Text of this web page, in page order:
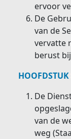
ervoor
De
van de
vervatte
berust
De
van de
weg